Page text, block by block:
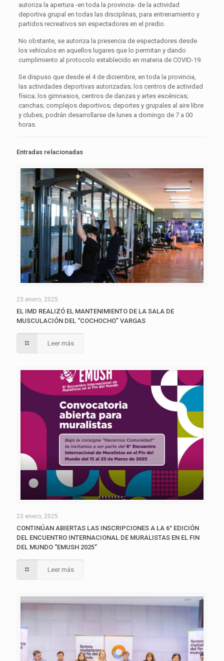
autoriza la apertura -en toda la provincia- de la actividad
deportiva grupal en todas las disciplinas, para entrenamiento y
partidos recreativos sin espectadores en el predio.
No obstante, se autoriza la presencia de espectadores desde
los vehículos en aquellos lugares que lo permitan y dando
cumplimiento al protocolo establecido en materia de COVID-19.
Se dispuso que desde el 4 de diciembre, en toda la provincia,
las actividades deportivas autorizadas; los centros de actividad
física; los gimnasios, centros de danzas y artes escénicas;
canchas; complejos deportivos; deportes y grupales al aire libre
y clubes, podrán desarrollarse de lunes a domingo de 7 a 00
horas.
Entradas relacionadas
23 enero, 2025
EL IMD REALIZÓ EL MANTENIMIENTO DE LA SALA DE
MUSCULACIÓN DEL “COCHOCHO” VARGAS
Leer más
23 enero, 2025
CONTINÚAN ABIERTAS LAS INSCRIPCIONES A LA 6° EDICIÓN
DEL ENCUENTRO INTERNACIONAL DE MURALISTAS EN EL FIN
DEL MUNDO “EMUSH 2025”
Leer más